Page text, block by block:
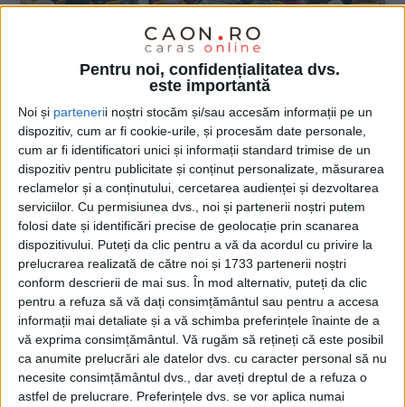
Pentru noi, confidențialitatea dvs.
este importantă
Noi și partenerii noștri stocăm și/sau accesăm informații pe un
dispozitiv, cum ar fi cookie-urile, și procesăm date personale,
cum ar fi identificatori unici și informații standard trimise de un
dispozitiv pentru publicitate și conținut personalizate, măsurarea
reclamelor și a conținutului, cercetarea audienței și dezvoltarea
serviciilor. Cu permisiunea dvs., noi și partenerii noștri putem
folosi date și identificări precise de geolocație prin scanarea
dispozitivului. Puteți da clic pentru a vă da acordul cu privire la
prelucrarea realizată de către noi și 1733 partenerii noștri
conform descrierii de mai sus. În mod alternativ, puteți da clic
pentru a refuza să vă dați consimțământul sau pentru a accesa
informații mai detaliate și a vă schimba preferințele înainte de a
vă exprima consimțământul. Vă rugăm să rețineți că este posibil
ca anumite prelucrări ale datelor dvs. cu caracter personal să nu
necesite consimțământul dvs., dar aveți dreptul de a refuza o
astfel de prelucrare. Preferințele dvs. se vor aplica numai
ŞTIRILE JUDEŢULUI CARAŞ-SEVERIN
Cea mai frumoasă poveste, cu Adrian
Cioroianu
21 NOIEMBRIE 2022, 10:21 AM 2 MINUTE DE CITIRE
REȘIȚA – „Cinci minute de istorie” cu cel puțin un episod
dedicat Reșiței, în planurile istoricului. Pentru că fiecare oraș
are poveștile lui!